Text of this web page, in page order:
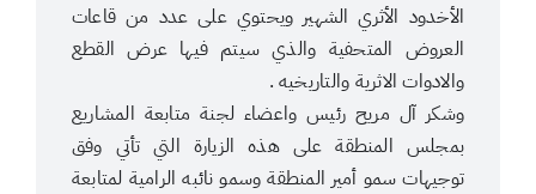
الأخدود الأثري الشهير ويحتوي على عدد من قاعات
العروض المتحفية والذي سيتم فيها عرض القطع
والادوات الاثرية والتاريخيه .
وشكر آل مريح رئيس واعضاء لجنة متابعة المشاريع
بمجلس المنطقة على هذه الزيارة التي تأتي وفق
توجيهات سمو أمير المنطقة وسمو نائبه الرامية لمتابعة